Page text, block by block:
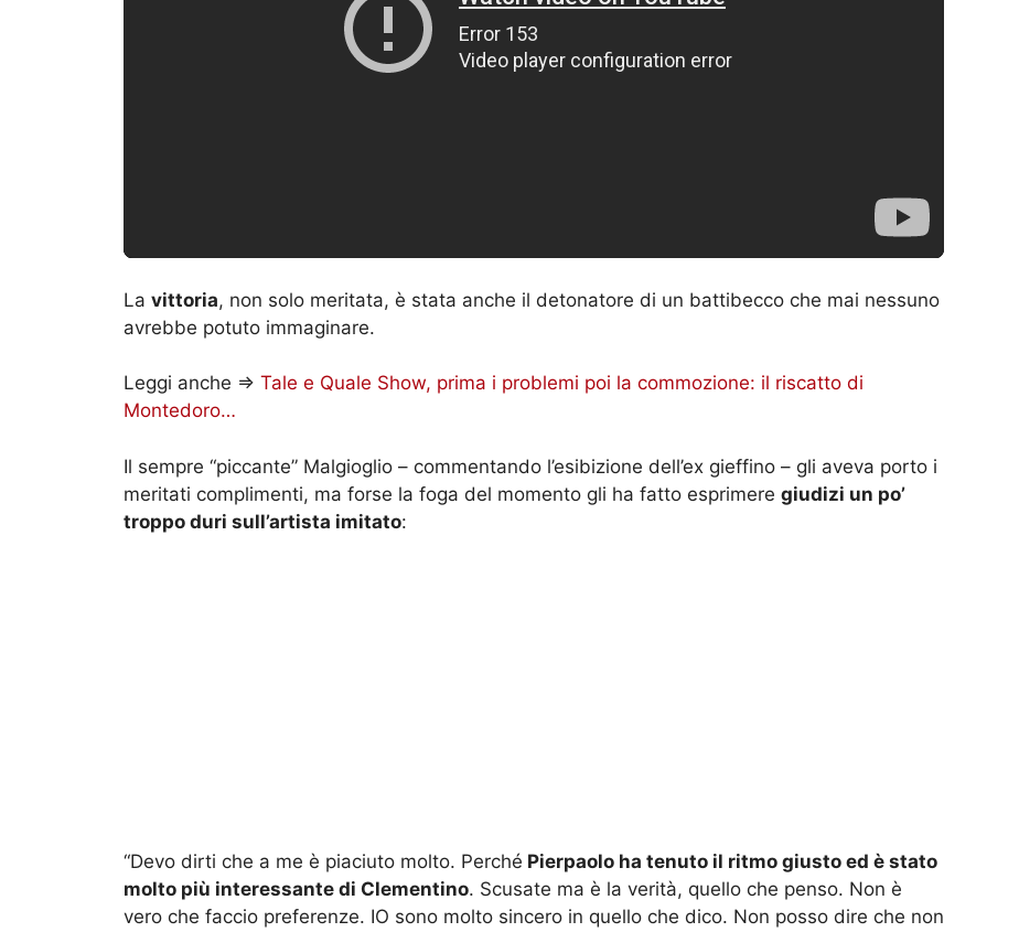
La vittoria, non solo meritata, è stata anche il detonatore di un battibecco che mai nessuno
avrebbe potuto immaginare.
Leggi anche => Tale e Quale Show, prima i problemi poi la commozione: il riscatto di
Montedoro…
Il sempre “piccante” Malgioglio – commentando l’esibizione dell’ex gieffino – gli aveva porto i
meritati complimenti, ma forse la foga del momento gli ha fatto esprimere giudizi un po’
troppo duri sull’artista imitato:
“Devo dirti che a me è piaciuto molto. Perché Pierpaolo ha tenuto il ritmo giusto ed è stato
molto più interessante di Clementino. Scusate ma è la verità, quello che penso. Non è
vero che faccio preferenze. IO sono molto sincero in quello che dico. Non posso dire che non